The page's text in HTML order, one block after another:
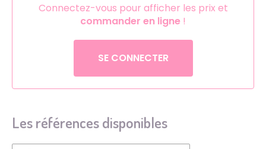
Connectez-vous pour afficher les prix et
commander en ligne !
SE CONNECTER
Les références disponibles